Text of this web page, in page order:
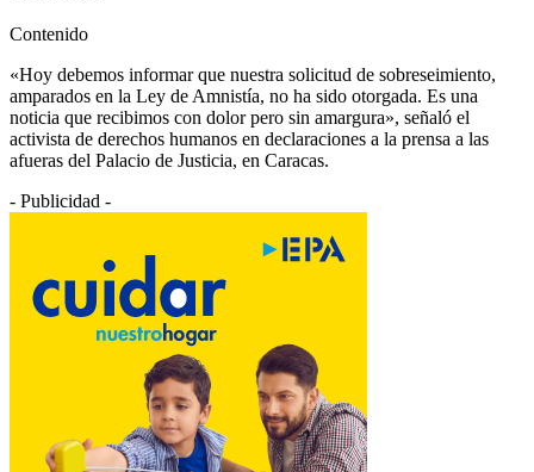
Contenido
«Hoy debemos informar que nuestra solicitud de sobreseimiento,
amparados en la Ley de Amnistía, no ha sido otorgada. Es una
noticia que recibimos con dolor pero sin amargura», señaló el
activista de derechos humanos en declaraciones a la prensa a las
afueras del Palacio de Justicia, en Caracas.
- Publicidad -